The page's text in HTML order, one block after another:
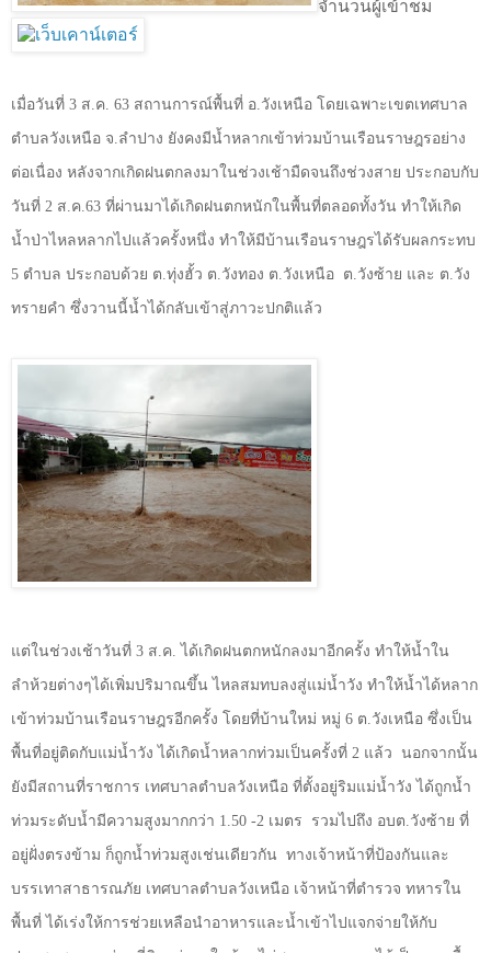
จำนวนผู้เข้าชม
เมื่อวันที่ 3 ส.ค. 63 สถานการณ์พื้นที่ อ.วังเหนือ โดยเฉพาะเขตเทศบาล
ตำบลวังเหนือ จ.ลำปาง ยังคงมีน้ำหลากเข้าท่วมบ้านเรือนราษฎรอย่าง
ต่อเนื่อง หลังจากเกิดฝนตกลงมาในช่วงเช้ามืดจนถึงช่วงสาย ประกอบกับ
วันที่ 2 ส.ค.63 ที่ผ่านมาได้เกิดฝนตกหนักในพื้นที่ตลอดทั้งวัน ทำให้เกิด
น้ำป่าไหลหลากไปแล้วครั้งหนึ่ง ทำให้มีบ้านเรือนราษฎรได้รับผลกระทบ
5 ตำบล ประกอบด้วย ต.ทุ่งฮั้ว ต.วังทอง ต.วังเหนือ ต.วังซ้าย และ ต.วัง
ทรายคำ ซึ่งวานนี้น้ำได้กลับเข้าสู่ภาวะปกติแล้ว
แต่ในช่วงเช้าวันที่ 3 ส.ค. ได้เกิดฝนตกหนักลงมาอีกครั้ง ทำให้น้ำใน
ลำห้วยต่างๆได้เพิ่มปริมาณขึ้น ไหลสมทบลงสู่แม่น้ำวัง ทำให้น้ำได้หลาก
เข้าท่วมบ้านเรือนราษฎรอีกครั้ง โดยที่บ้านใหม่ หมู่ 6 ต.วังเหนือ ซึ่งเป็น
พื้นที่อยู่ติดกับแม่น้ำวัง ได้เกิดน้ำหลากท่วมเป็นครั้งที่ 2 แล้ว นอกจากนั้น
ยังมีสถานที่ราชการ เทศบาลตำบลวังเหนือ ที่ตั้งอยู่ริมแม่น้ำวัง ได้ถูกน้ำ
ท่วมระดับน้ำมีความสูงมากกว่า 1.50 -2 เมตร รวมไปถึง อบต.วังซ้าย ที่
อยู่ฝั่งตรงข้าม ก็ถูกน้ำท่วมสูงเช่นเดียวกัน ทางเจ้าหน้าที่ป้องกันและ
บรรเทาสาธารณภัย เทศบาลตำบลวังเหนือ เจ้าหน้าที่ตำรวจ ทหารใน
พื้นที่ ได้เร่งให้การช่วยเหลือนำอาหารและน้ำเข้าไปแจกจ่ายให้กับ